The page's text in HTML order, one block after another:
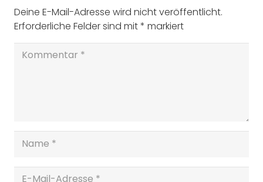
Deine E-Mail-Adresse wird nicht veröffentlicht.
Erforderliche Felder sind mit* markiert